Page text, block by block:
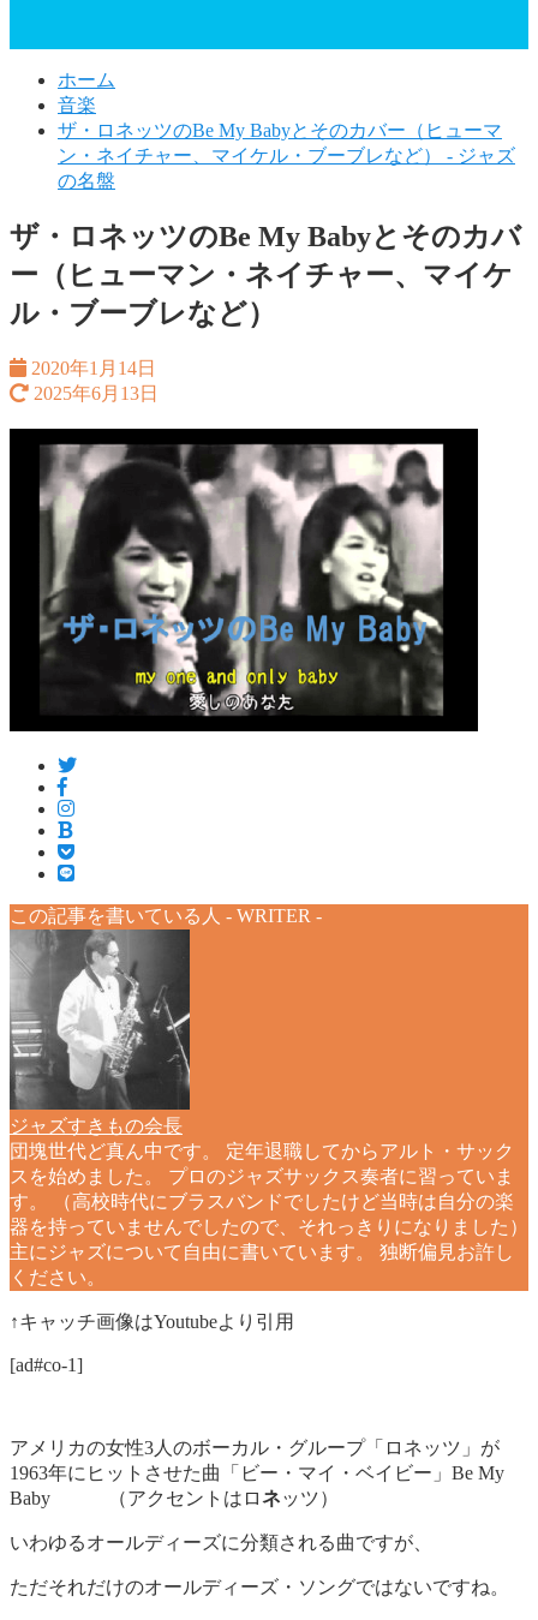
ホーム
音楽
ザ・ロネッツのBe My Babyとそのカバー（ヒューマ
ン・ネイチャー、マイケル・ブーブレなど） - ジャズ
の名盤
ザ・ロネッツのBe My Babyとそのカバ
ー（ヒューマン・ネイチャー、マイケ
ル・ブーブレなど）
2020年1月14日
2025年6月13日
この記事を書いている人 - WRITER -
ジャズすきもの会長
団塊世代ど真ん中です。 定年退職してからアルト・サック
スを始めました。 プロのジャズサックス奏者に習っていま
す。 （高校時代にブラスバンドでしたけど当時は自分の楽
器を持っていませんでしたので、それっきりになりました）
主にジャズについて自由に書いています。 独断偏見お許し
ください。
↑キャッチ画像はYoutubeより引用
[ad#co-1]
アメリカの女性3人のボーカル・グループ「ロネッツ」が
1963年にヒットさせた曲「ビー・マイ・ベイビー」Be My
Baby （アクセントはロネッツ）
いわゆるオールディーズに分類される曲ですが、
ただそれだけのオールディーズ・ソングではないですね。